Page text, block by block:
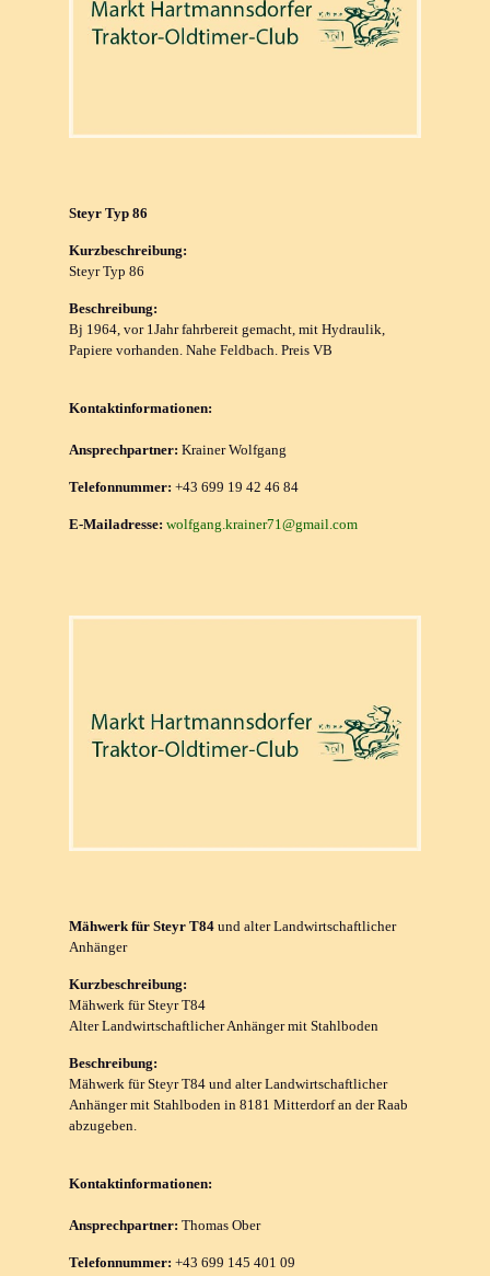
Steyr Typ 86
Kurzbeschreibung:
Steyr Typ 86
Beschreibung:
Bj 1964, vor 1Jahr fahrbereit gemacht, mit Hydraulik,
Papiere vorhanden. Nahe Feldbach. Preis VB
Kontaktinformationen:
Ansprechpartner: Krainer Wolfgang
Telefonnummer: +43 699 19 42 46 84
E-Mailadresse: wolfgang.krainer71@gmail.com
Mähwerk für Steyr T84 und alter Landwirtschaftlicher
Anhänger
Kurzbeschreibung:
Mähwerk für Steyr T84
Alter Landwirtschaftlicher Anhänger mit Stahlboden
Beschreibung:
Mähwerk für Steyr T84 und alter Landwirtschaftlicher
Anhänger mit Stahlboden in 8181 Mitterdorf an der Raab
abzugeben.
Kontaktinformationen:
Ansprechpartner: Thomas Ober
Telefonnummer: +43 699 145 401 09